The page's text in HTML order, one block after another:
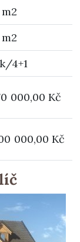
4+1
000,00 Kč
000,00 Kč